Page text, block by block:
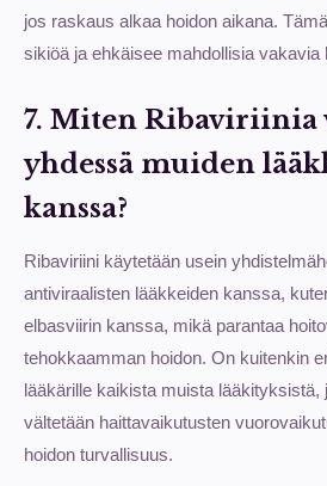
jos raskaus alkaa hoidon aikana.
sikiöä ja ehkäisee mahdollisia vakavia
7. Miten Ribaviriinia
yhdessä muiden
kanssa?
Ribaviriini käytetään usein
antiviraalisten lääkkeiden kanssa,
elbasviirin kanssa, mikä parantaa
tehokkaamman hoidon. On kuitenkin
lääkärille kaikista muista lääkityksistä,
vältetään haittavaikutusten
hoidon turvallisuus.